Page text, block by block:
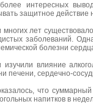
интересных
защитное действие
лет
заболеваний.
болезни
изучили влияние
печени, сердечно-
что
напитков в